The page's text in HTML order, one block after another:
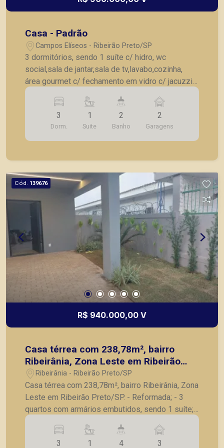
Casa - Padrão
Campos Elíseos - Ribeirão Preto/SP
3 dormitórios, sendo 1 suíte c/ hidro, wc
social,sala de jantar,sala de tv,lavabo,cozinha,
área gourmet c/ fechamento em vidro c/ jacuzzi,
lavanderia c/ armários, 2 vagas de garagem.
3
Dorm.
1
Suite
2
Banho
2
Garagens
Cód. 139676
R$ 940.000,00 V
Casa térrea com 238,78m², bairro
Ribeirânia, Zona Leste em Ribeirão
Preto/SP.
Ribeirânia - Ribeirão Preto/SP
Casa térrea com 238,78m², bairro Ribeirânia, Zona
Leste em Ribeirão Preto/SP. - Reformada; - 3
quartos com armários embutidos, sendo 1 suíte; -
Banheiro social; - Lavabo; - Sala para 2
ambientes; - Cozinha com armário; - Lavanderia; -
Banheiro de serviço; - Varanda; - Quintal; - 3
3 1 4 3